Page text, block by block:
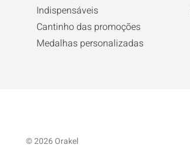
Indispensáveis
Cantinho das promoções
Medalhas personalizadas
© 2026 Orakel